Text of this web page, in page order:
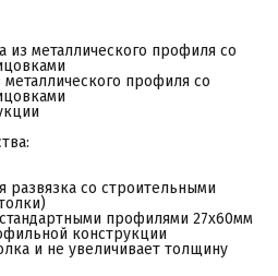
из металлического профиля со
металлического профиля со
развязка со строительными
профилями 27х60мм
конструкции
и не увеличивает толщину